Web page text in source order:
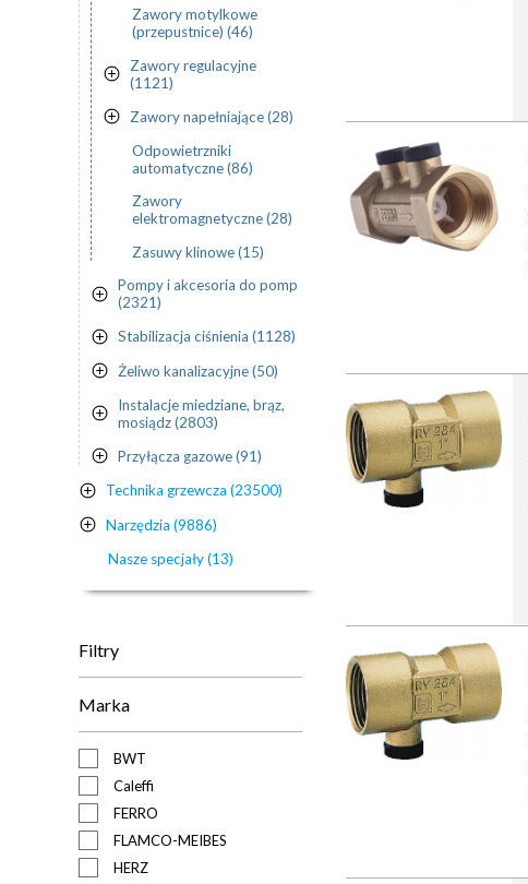
Zawory motylkowe
(przepustnice) (46)
Zawory regulacyjne
(1121)
Zawory napełniające (28)
Odpowietrzniki
automatyczne (86)
Zawory
elektromagnetyczne (28)
Zasuwy klinowe (15)
Pompy i akcesoria do pomp
(2321)
Stabilizacja ciśnienia (1128)
Żeliwo kanalizacyjne (50)
Instalacje miedziane, brąz,
mosiądz (2803)
Przyłącza gazowe (91)
Technika grzewcza (23500)
Narzędzia (9886)
Nasze specjały (13)
Filtry
Marka
BWT
Caleffi
FERRO
FLAMCO-MEIBES
HERZ